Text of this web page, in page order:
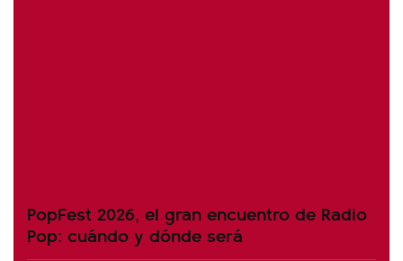
PopFest 2026, el gran encuentro de Radio
Pop: cuándo y dónde será